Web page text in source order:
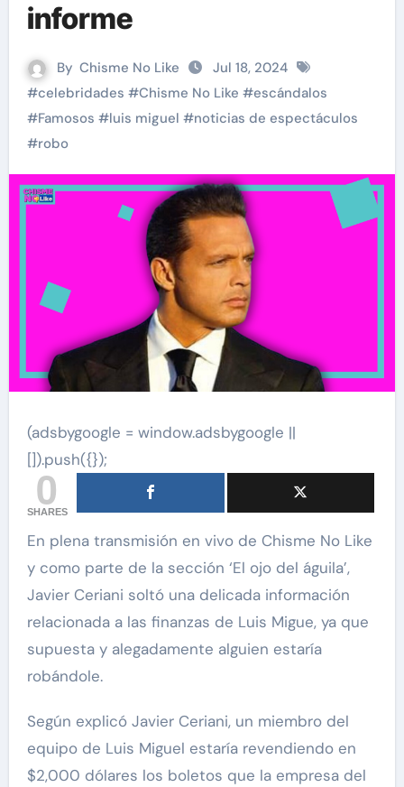
informe
By Chisme No Like
Jul 18, 2024
#celebridades #Chisme No Like #escándalos
#Famosos #luis miguel #noticias de espectáculos
#robo
(adsbygoogle = window.adsbygoogle ||
[]).push({});
0
SHARES
En plena transmisión en vivo de Chisme No Like
y como parte de la sección ‘El ojo del águila’,
Javier Ceriani soltó una delicada información
relacionada a las finanzas de Luis Migue, ya que
supuesta y alegadamente alguien estaría
robándole.
Según explicó Javier Ceriani, un miembro del
equipo de Luis Miguel estaría revendiendo en
$2,000 dólares los boletos que la empresa del